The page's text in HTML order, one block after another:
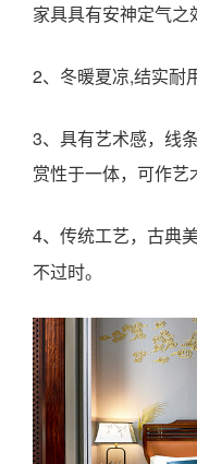
家具具有安神定气之
2、冬暖夏凉,结实耐
3、具有艺术感，线
赏性于一体，可作艺
4、
传统工艺，古典
不过时。